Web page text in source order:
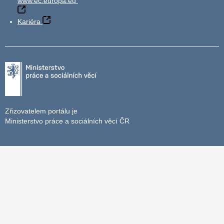
Kariéra
Zřizovatelem portálu je
Ministerstvo práce a sociálních věcí ČR